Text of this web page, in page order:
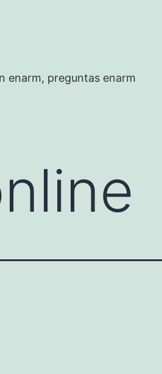
enarm, preguntas enarm